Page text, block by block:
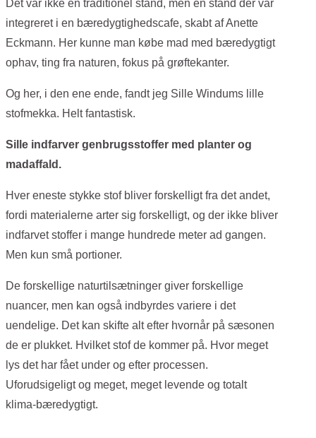
Det var ikke en traditionel stand, men en stand der var
integreret i en bæredygtighedscafe, skabt af Anette
Eckmann. Her kunne man købe mad med bæredygtigt
ophav, ting fra naturen, fokus på grøftekanter.
Og her, i den ene ende, fandt jeg Sille Windums lille
stofmekka. Helt fantastisk.
Sille indfarver genbrugsstoffer med planter og
madaffald.
Hver eneste stykke stof bliver forskelligt fra det andet,
fordi materialerne arter sig forskelligt, og der ikke bliver
indfarvet stoffer i mange hundrede meter ad gangen.
Men kun små portioner.
De forskellige naturtilsætninger giver forskellige
nuancer, men kan også indbyrdes variere i det
uendelige. Det kan skifte alt efter hvornår på sæsonen
de er plukket. Hvilket stof de kommer på. Hvor meget
lys det har fået under og efter processen.
Uforudsigeligt og meget, meget levende og totalt
klima-bæredygtigt.